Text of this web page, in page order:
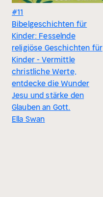
#11
Bibelgeschichten für
Kinder: Fesselnde
religiöse Geschichten für
Kinder - Vermittle
christliche Werte,
entdecke die Wunder
Jesu und stärke den
Glauben an Gott.
Ella Swan